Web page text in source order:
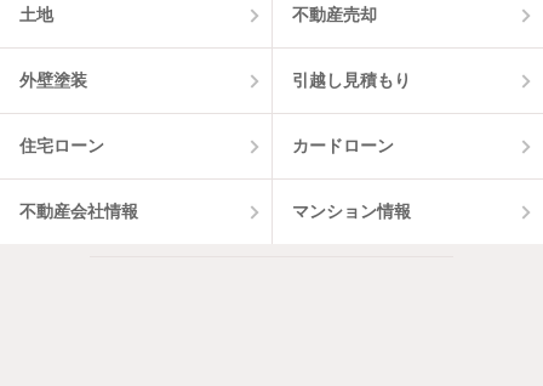
土地 不動産売却
外壁塗装 引越し見積もり
住宅ローン カードローン
不動産会社情報 マンション情報